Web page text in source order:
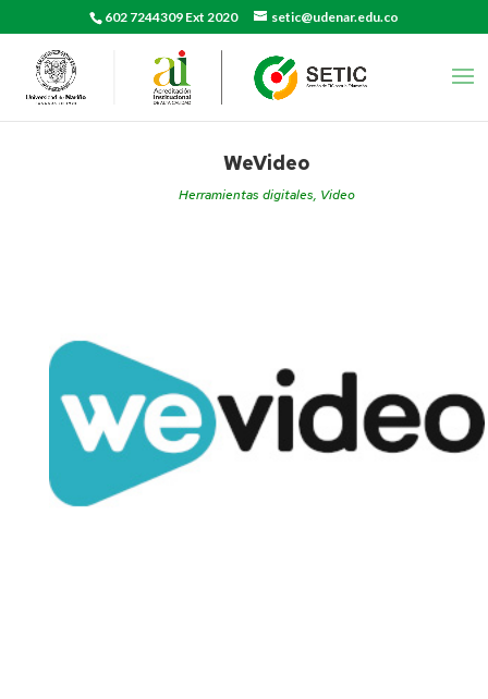
602 7244309 Ext 2020 setic@udenar.edu.co
WeVideo
Herramientas digitales, Video